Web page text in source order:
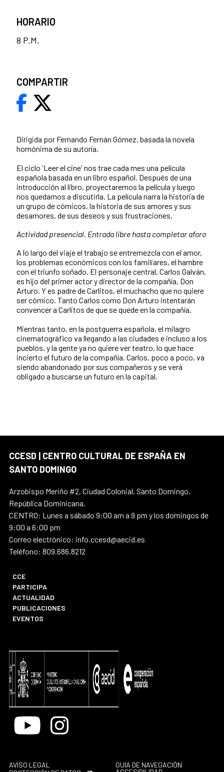
Dirigida por Fernando Fernán Gómez, basada la novela
homónima de su autoría.
El ciclo 'Leer el cine' nos trae cada mes una película
española basada en un libro español. Después de una
introducción al libro, proyectaremos la película y luego
nos quedamos a discutirla. La película narra la historia de
un grupo de cómicos, la historia de sus amores y sus
desamores, de sus deseos y sus frustraciones.
Actividad presencial. Entrada libre hasta completar aforo
A lo largo del viaje el trabajo se entremezcla con el amor,
los problemas económicos con los familiares, el hambre
con el triunfo soñado. El personaje central, Carlos Galván,
es hijo del primer actor y director de la compañía, Don
Arturo. Y es padre de Carlitos, el muchacho que no quiere
ser cómico. Tanto Carlos como Don Arturo intentarán
convencer a Carlitos de que se quede en la compañía.
Mientras tanto, en la postguerra española, el milagro
cinematográfico va llegando a las ciudades e incluso a los
pueblos, y la gente ya no quiere ver teatro, lo que hace
incierto el futuro de la compañía. Carlos, poco a poco, va
siendo abandonado por sus compañeros y se verá
obligado a buscarse un futuro en la capital.
HORARIO
8 P.M.
COMPARTIR
CCESD | CENTRO CULTURAL DE ESPAÑA EN
SANTO DOMINGO
Arzobispo Meriño #2, Ciudad Colonial, Santo Domingo,
República Dominicana.
CENTRO: Lunes a sábado 9:00 am a 9 pm y los domingos de
9:00 a 6:00 pm
Correo electrónico: info.ccesd@aecid.es
Teléfono: 809.686.8212
CCE
PARTICIPA
ACTUALIDAD
PUBLICACIONES
EVENTOS
Youtube Instagram
AVISO LEGAL
GUÍA DE NAVEGACIÓN